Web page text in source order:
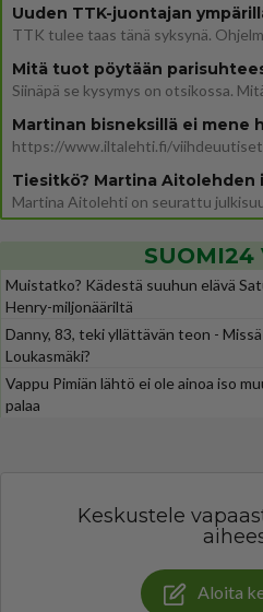
Mitä tuot pöytään
Martinan bisneksillä ei mene
SUOMI24
Muistatko? Kädestä suuhun elävä
Henry-miljonääriltä
Danny, 83, teki yllättävän teon -
Loukasmäki?
Vappu Pimiän lähtö ei ole ainoa iso
palaa
Keskustele
Aloita